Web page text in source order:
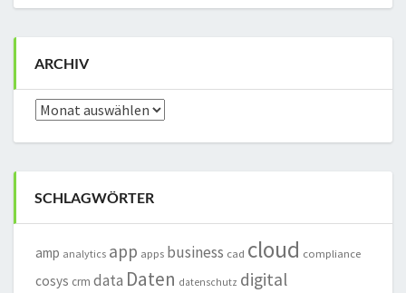
ARCHIV
Archiv
SCHLAGWÖRTER
amp analytics app apps business cad cloud compliance
cosys crm data Daten datenschutz digital